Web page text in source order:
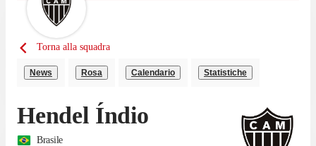
Torna alla squadra
News Rosa Calendario Statistiche
Hendel Índio
Brasile